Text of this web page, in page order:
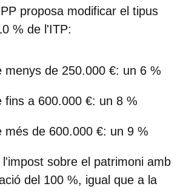
proposa modificar el tipus
% de l'ITP:
menys de 250.000 €: un 6 %
fins a 600.000 €: un 8 %
més de 600.000 €: un 9 %
l'impost sobre el patrimoni amb
del 100 %, igual que a la